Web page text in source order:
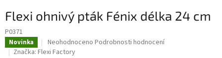
Flexi ohnivý pták Fénix délka 24 cm
P0371
Novinka
Průměrné
hodnocení
Neohodnoceno Podrobnosti hodnocení
Značka: Flexi Factory